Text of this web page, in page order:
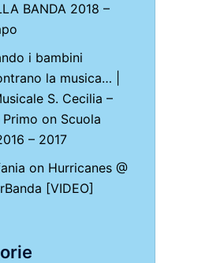
BANDA 2018 –
i bambini
la musica… |
S. Cecilia –
on Scuola
– 2017
on Hurricanes @
[VIDEO]